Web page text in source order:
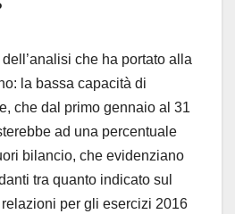
che ha portato alla
la bassa capacità di
che dal primo gennaio al 31
ad una percentuale
bilancio, che evidenziano
tra quanto indicato sul
per gli esercizi 2016